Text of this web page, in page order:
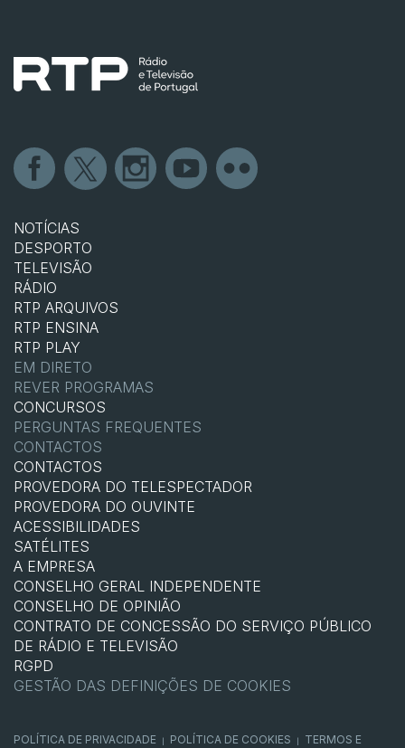
NOTÍCIAS
DESPORTO
TELEVISÃO
RÁDIO
RTP ARQUIVOS
RTP ENSINA
RTP PLAY
EM DIRETO
REVER PROGRAMAS
CONCURSOS
PERGUNTAS FREQUENTES
CONTACTOS
CONTACTOS
PROVEDORA DO TELESPECTADOR
PROVEDORA DO OUVINTE
ACESSIBILIDADES
SATÉLITES
A EMPRESA
CONSELHO GERAL INDEPENDENTE
CONSELHO DE OPINIÃO
CONTRATO DE CONCESSÃO DO SERVIÇO PÚBLICO
DE RÁDIO E TELEVISÃO
RGPD
GESTÃO DAS DEFINIÇÕES DE COOKIES
POLÍTICA DE PRIVACIDADE POLÍTICA DE COOKIES TERMOS E